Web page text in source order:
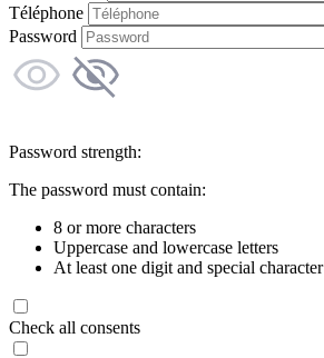
Téléphone
Password
Password strength:
The password must contain:
8 or more characters
Uppercase and lowercase letters
At least one digit and special character
Check all consents